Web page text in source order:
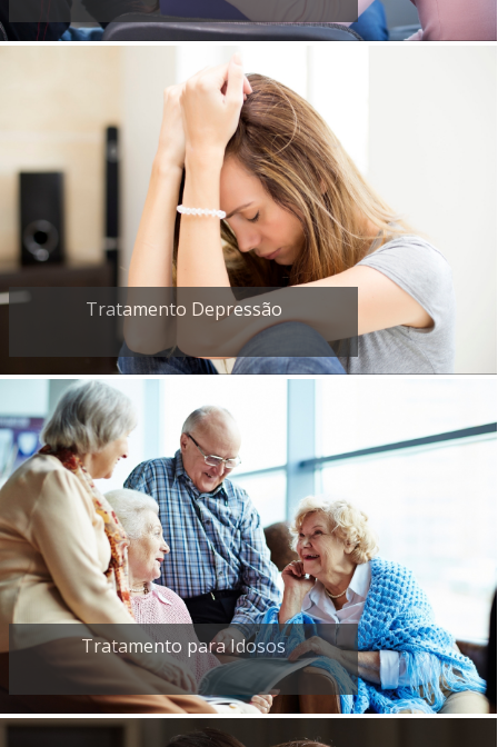
Tratamento Depressão
Tratamento para Idosos